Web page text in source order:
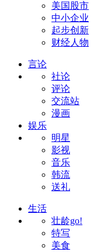
美国股市
中小企业
起步创新
财经人物
言论
社论
评论
交流站
漫画
娱乐
明星
影视
音乐
韩流
送礼
生活
壮龄go!
特写
美食